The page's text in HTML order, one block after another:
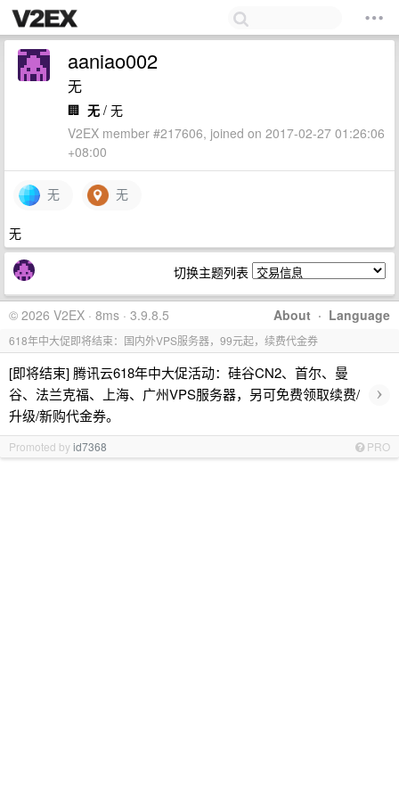
aaniao002
无
🏢 无 / 无
V2EX member #217606, joined on 2017-02-27 01:26:06
+08:00
无 无
无
切换主题列表
About · Language
© 2026 V2EX · 8ms · 3.9.8.5
618年中大促即将结束：国内外VPS服务器，99元起，续费代金券
[即将结束] 腾讯云618年中大促活动：硅谷CN2、首尔、曼
谷、法兰克福、上海、广州VPS服务器，另可免费领取续费/
升级/新购代金券。
›
Promoted byid7368 PRO